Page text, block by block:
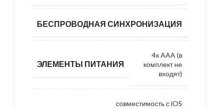
БЕСПРОВОДНАЯ СИНХРОНИЗАЦИЯ
ЭЛЕМЕНТЫ ПИТАНИЯ
4x AAA (в
комплект не
входят)
совместимость с iOS